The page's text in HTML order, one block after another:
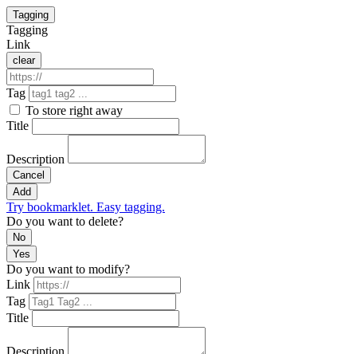
Tagging
Tagging
Link
clear
Tag
To store right away
Title
Description
Cancel
Add
Try bookmarklet. Easy tagging.
Do you want to delete?
No
Yes
Do you want to modify?
Link
Tag
Title
Description